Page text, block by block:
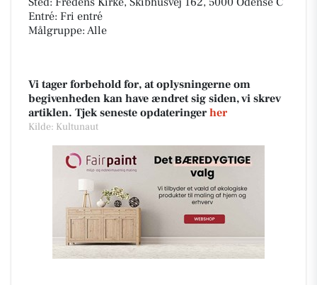
Entré: Fri entré
Målgruppe: Alle
Vi tager forbehold for, at oplysningerne om
begivenheden kan have ændret sig siden, vi skrev
artiklen. Tjek seneste opdateringer her
Kilde: Kultunaut